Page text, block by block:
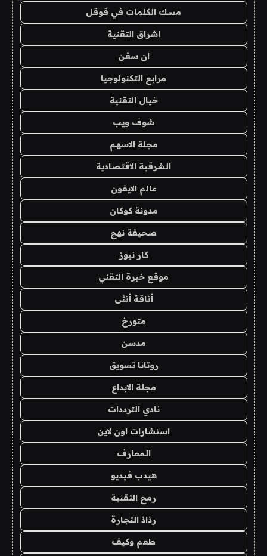
مسك الكلمات في قوقل
اشراق التقنية
ان سفن
مرابع التكنولوجيا
خيال التقنية
شوف ويب
مجلة الاسهم
الشرقية الاقتصادية
عالم الايفون
مدونة كوكان
صحيفة نهج
كار نيوز
موقع خبرة التقني
أناقة أنثى
متورخ
مدسن
روتانا تسويق
مجلة الابداع
نادي الترددات
استشارات اون لاين
المعارف
هيدب فيديو
رمح التقنية
رذاذ التجارة
طعم وكيف